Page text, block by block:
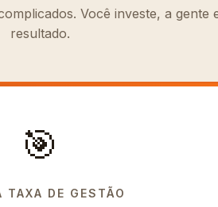
Você investe, a gente
resultado.
🎯
TAXA DE GESTÃO